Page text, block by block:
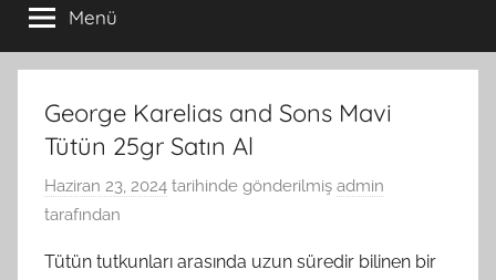
Menü
George Karelias and Sons Mavi
Tütün 25gr Satın Al
Haziran 23, 2024 tarihinde gönderilmiş admin
tarafından
Tütün tutkunları arasında uzun süredir bilinen bir